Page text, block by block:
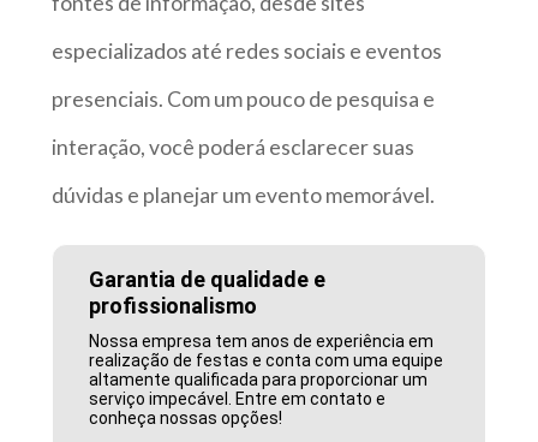
especializados até redes sociais e eventos
presenciais. Com um pouco de pesquisa e
interação, você poderá esclarecer suas
dúvidas e planejar um evento memorável.
Garantia de qualidade e
profissionalismo
Nossa empresa tem anos de experiência em
realização de festas e conta com uma equipe
altamente qualificada para proporcionar um
serviço impecável. Entre em contato e
conheça nossas opções!